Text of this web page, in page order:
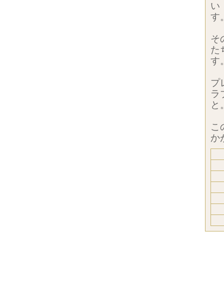
い
す
そ
た
す
プ
ラ
と
こ
か